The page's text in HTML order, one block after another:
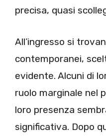
precisa, quasi
All’ingresso si
contemporanei,
evidente. Alcuni di
ruolo marginale nel
loro presenza
significativa. Dopo